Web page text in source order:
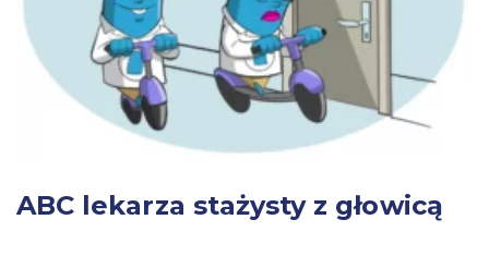
ABC lekarza stażysty z głowicą